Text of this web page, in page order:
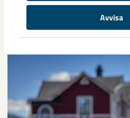
Avvisa
Nytt sovringsverk
Nu syns det hur LKAB:s nya
Anläggningen kommer att ersätta